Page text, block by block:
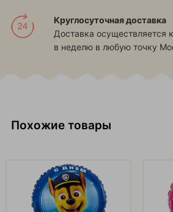
Круглосуточная доставка
Доставка осуществляется
в неделю в любую точку
Похожие товары